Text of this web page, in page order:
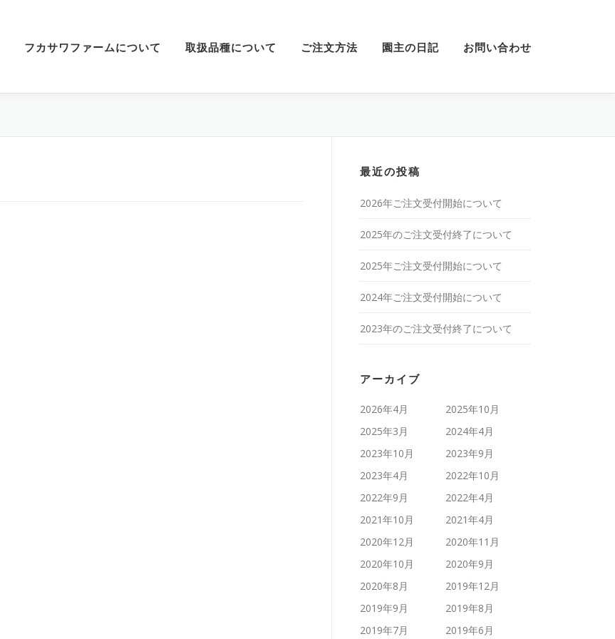
フカサワファームについて 取扱品種について ご注文方法 園主の日記 お問い合わせ
最近の投稿
2026年ご注文受付開始について
2025年のご注文受付終了について
2025年ご注文受付開始について
2024年ご注文受付開始について
2023年のご注文受付終了について
アーカイブ
2026年4月
2025年10月
2025年3月
2024年4月
2023年10月
2023年9月
2023年4月
2022年10月
2022年9月
2022年4月
2021年10月
2021年4月
2020年12月
2020年11月
2020年10月
2020年9月
2020年8月
2019年12月
2019年9月
2019年8月
2019年7月
2019年6月